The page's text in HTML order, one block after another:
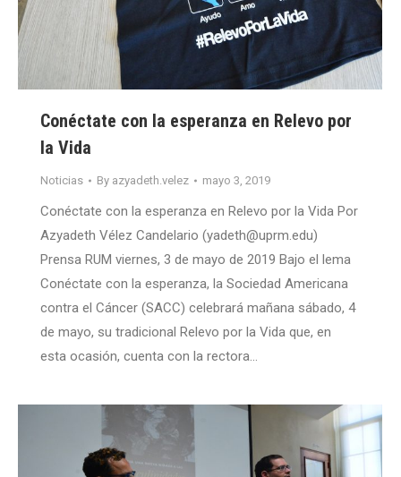
Conéctate con la esperanza en Relevo por
la Vida
Noticias By azyadeth.velez mayo 3, 2019
Conéctate con la esperanza en Relevo por la Vida Por
Azyadeth Vélez Candelario (yadeth@uprm.edu)
Prensa RUM viernes, 3 de mayo de 2019 Bajo el lema
Conéctate con la esperanza, la Sociedad Americana
contra el Cáncer (SACC) celebrará mañana sábado, 4
de mayo, su tradicional Relevo por la Vida que, en
esta ocasión, cuenta con la rectora…